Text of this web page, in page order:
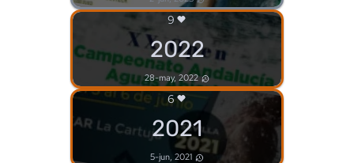
9
2022
28-may, 2022
6
2021
5-jun, 2021